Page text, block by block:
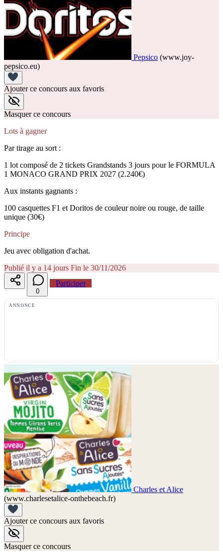
Pepsico (www.joy-
pepsico.eu)
Ajouter ce concours aux favoris
Masquer ce concours
Lots à gagner
Par tirage au sort :
1 lot composé de 2 tickets Grandstands 3 jours pour le FORMULA
1 MONACO GRAND PRIX 2027 (2.240€)
Aux instants gagnants :
100 casquettes F1 et Doritos de couleur noire ou rouge, de taille
unique (30€)
Principe
Jeu avec obligation d'achat.
Publié il y a 14 jours Fin le 30/11/2026
0
Participer
ANNONCE
Charles et Alice
(www.charlesetalice-onthebeach.fr)
Ajouter ce concours aux favoris
Masquer ce concours